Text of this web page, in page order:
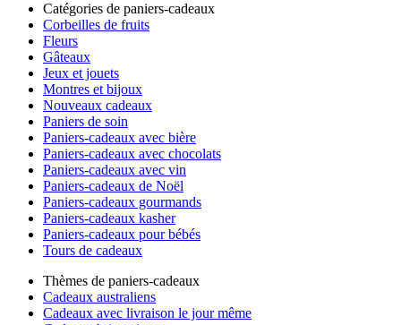
Catégories de paniers-cadeaux
Corbeilles de fruits
Fleurs
Gâteaux
Jeux et jouets
Montres et bijoux
Nouveaux cadeaux
Paniers de soin
Paniers-cadeaux avec bière
Paniers-cadeaux avec chocolats
Paniers-cadeaux avec vin
Paniers-cadeaux de Noël
Paniers-cadeaux gourmands
Paniers-cadeaux kasher
Paniers-cadeaux pour bébés
Tours de cadeaux
Thèmes de paniers-cadeaux
Cadeaux australiens
Cadeaux avec livraison le jour même